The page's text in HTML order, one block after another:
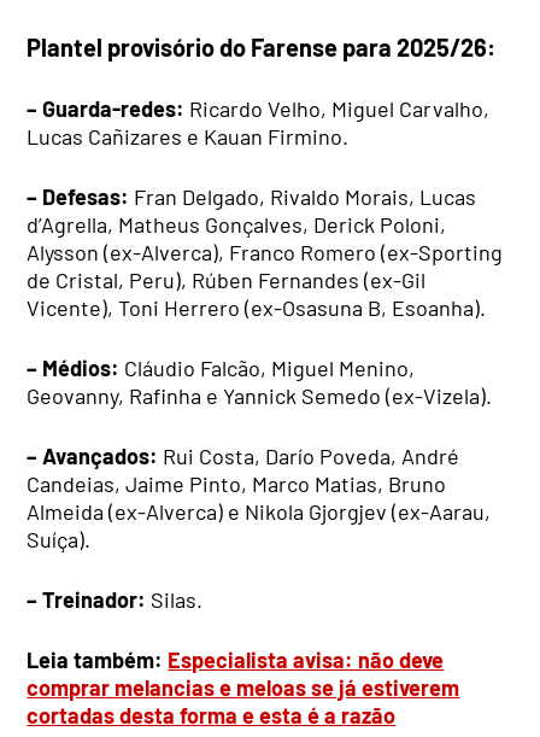
Plantel provisório do Farense para 2025/26:
– Guarda-redes: Ricardo Velho, Miguel Carvalho,
Lucas Cañizares e Kauan Firmino.
– Defesas: Fran Delgado, Rivaldo Morais, Lucas
d’Agrella, Matheus Gonçalves, Derick Poloni,
Alysson (ex-Alverca), Franco Romero (ex-Sporting
de Cristal, Peru), Rúben Fernandes (ex-Gil
Vicente), Toni Herrero (ex-Osasuna B, Esoanha).
– Médios: Cláudio Falcão, Miguel Menino,
Geovanny, Rafinha e Yannick Semedo (ex-Vizela).
– Avançados: Rui Costa, Darío Poveda, André
Candeias, Jaime Pinto, Marco Matias, Bruno
Almeida (ex-Alverca) e Nikola Gjorgjev (ex-Aarau,
Suíça).
– Treinador: Silas.
Leia também: Especialista avisa: não deve
comprar melancias e meloas se já estiverem
cortadas desta forma e esta é a razão